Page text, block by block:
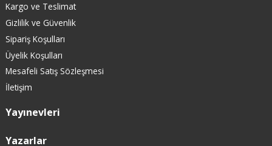
Kargo ve Teslimat
Gizlilik ve Güvenlik
Sipariş Koşulları
Üyelik Koşulları
Mesafeli Satış Sözleşmesi
İletişim
Yayınevleri
Yazarlar